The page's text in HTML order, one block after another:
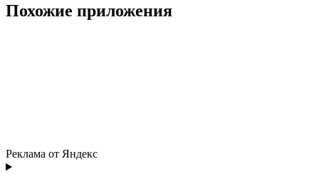
Похожие приложения
Реклама от Яндекс